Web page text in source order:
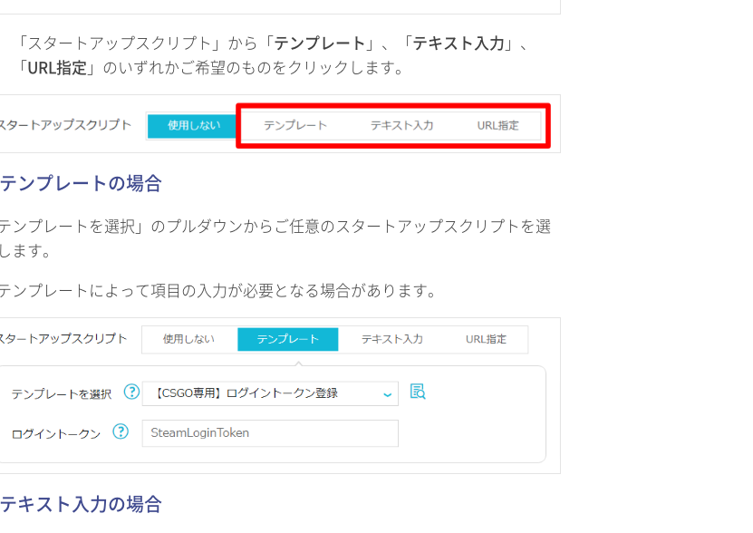
「スタートアップスクリプト」から「テンプレート 」、「テキスト入力 」、
「URL指定 」のいずれかご希望のものをクリックします。
テンプレートの場合
テンプレートを選択」のプルダウンからご任意のスタートアップスクリプトを選
ます。
ンプレートによって項目の入力が必要となる場合があります。
テキスト入力の場合